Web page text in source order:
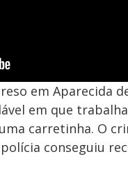
em Aparecida
em que
carretinha. O
conseguiu